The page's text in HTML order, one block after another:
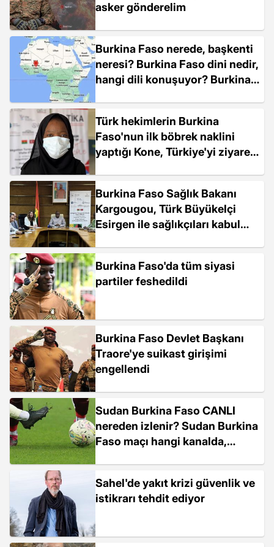
asker gönderelim
Burkina Faso nerede, başkenti
neresi? Burkina Faso dini nedir,
hangi dili konuşuyor? Burkina
Türk hekimlerin Burkina
Faso'nun ilk böbrek naklini
yaptığı Kone, Türkiye'yi ziyaret
Burkina Faso Sağlık Bakanı
Kargougou, Türk Büyükelçi
Esirgen ile sağlıkçıları kabul
Burkina Faso'da tüm siyasi
partiler feshedildi
Burkina Faso Devlet Başkanı
Traore'ye suikast girişimi
engellendi
Sudan Burkina Faso CANLI
nereden izlenir? Sudan Burkina
Faso maçı hangi kanalda,
Sahel'de yakıt krizi güvenlik ve
istikrarı tehdit ediyor